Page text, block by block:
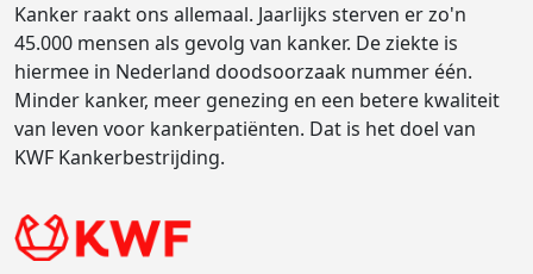
Kanker raakt ons allemaal. Jaarlijks sterven er zo'n
45.000 mensen als gevolg van kanker. De ziekte is
hiermee in Nederland doodsoorzaak nummer één.
Minder kanker, meer genezing en een betere kwaliteit
van leven voor kankerpatiënten. Dat is het doel van
KWF Kankerbestrijding.